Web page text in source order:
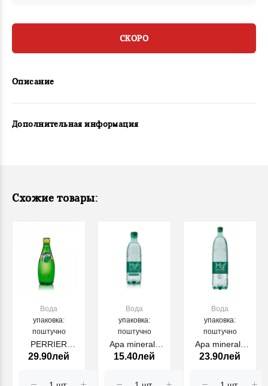
СКОРО
Описание
Дополнительная информация
Схожие товары:
Вода
упаковка:
поштучно
PERRIER
минеральная
29.90лей
Вода
упаковка:
поштучно
Apa minerala
carbogazificata
0.5L
15.40лей
Вода
упаковка:
поштучно
Apa minerala
carbogazificata
1.35L
23.90лей